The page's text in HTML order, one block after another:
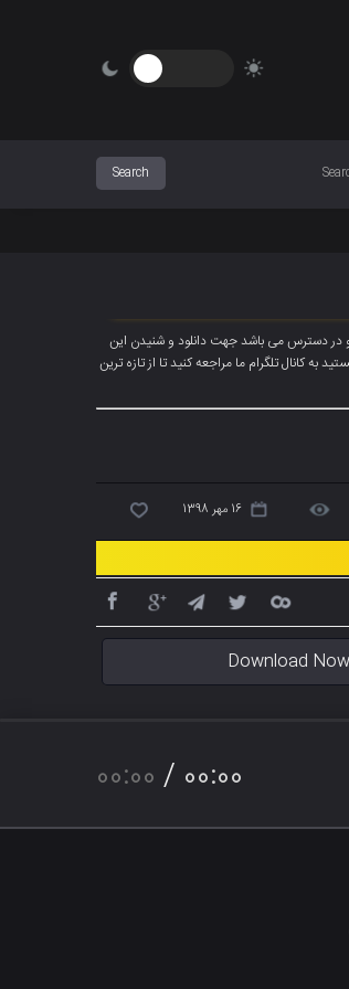
در دسترس می باشد جهت دانلود و شنیدن این
هستید به کانال تلگرام ما مراجعه کنید تا از تازه ترین
16 مهر 1398
Download
00:00 / 00:00